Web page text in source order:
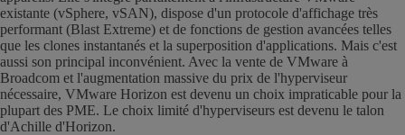
existante (vSphere, vSAN), dispose d'un protocole d'affichage très
performant (Blast Extreme) et de fonctions de gestion avancées telles
que les clones instantanés et la superposition d'applications. Mais c'est
aussi son principal inconvénient. Avec la vente de VMware à
Broadcom et l'augmentation massive du prix de l'hyperviseur
nécessaire, VMware Horizon est devenu un choix impraticable pour la
plupart des PME. Le choix limité d'hyperviseurs est devenu le talon
d'Achille d'Horizon.